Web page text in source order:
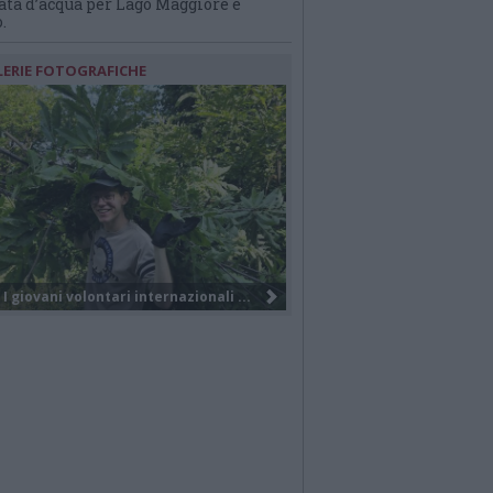
FOTOGRAFICHE
società, nuovo brand e tanti...